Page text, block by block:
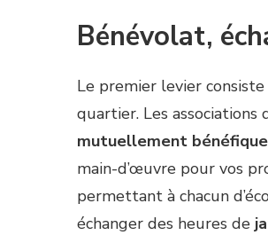
Bénévolat,
Le premier levier
quartier. Les
mutuellement
main-d’œuvre pour vos
permettant à chacun
échanger des heures de